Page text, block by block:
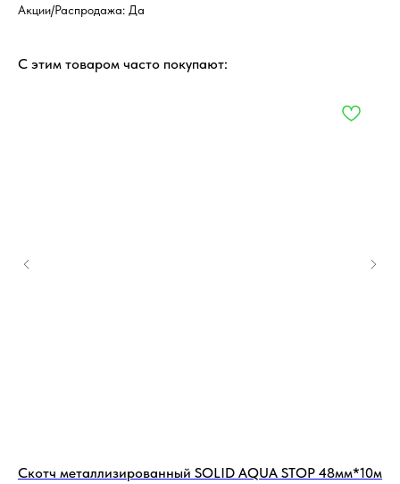
Акции/Распродажа: Да
С этим товаром часто покупают:
Скотч металлизированный SOLID AQUA STOP 48мм*10м